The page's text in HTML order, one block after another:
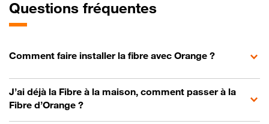
Questions fréquentes
Comment faire installer la fibre avec Orange ?
J’ai déjà la Fibre à la maison, comment passer à la
Fibre d’Orange ?